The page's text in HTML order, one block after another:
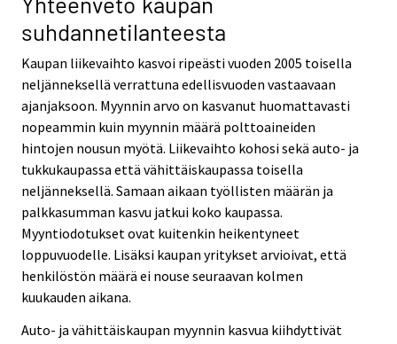
suhdannetilanteesta
Kaupan liikevaihto kasvoi ripeästi vuoden 2005 toisella
neljänneksellä verrattuna edellisvuoden vastaavaan
ajanjaksoon. Myynnin arvo on kasvanut huomattavasti
nopeammin kuin myynnin määrä polttoaineiden
hintojen nousun myötä. Liikevaihto kohosi sekä auto- ja
tukkukaupassa että vähittäiskaupassa toisella
neljänneksellä. Samaan aikaan työllisten määrän ja
palkkasumman kasvu jatkui koko kaupassa.
Myyntiodotukset ovat kuitenkin heikentyneet
loppuvuodelle. Lisäksi kaupan yritykset arvioivat, että
henkilöstön määrä ei nouse seuraavan kolmen
kuukauden aikana.
Auto- ja vähittäiskaupan myynnin kasvua kiihdyttivät